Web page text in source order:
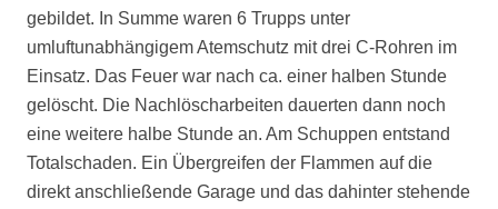
gebildet. In Summe waren 6 Trupps unter
umluftunabhängigem Atemschutz mit drei C-Rohren im
Einsatz. Das Feuer war nach ca. einer halben Stunde
gelöscht. Die Nachlöscharbeiten dauerten dann noch
eine weitere halbe Stunde an. Am Schuppen entstand
Totalschaden. Ein Übergreifen der Flammen auf die
direkt anschließende Garage und das dahinter stehende